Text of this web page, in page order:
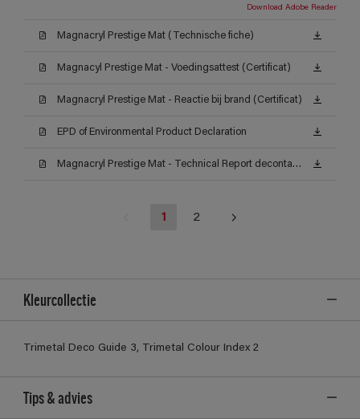
Download Adobe Reader
Magnacryl Prestige Mat (Technische fiche)
Magnacyl Prestige Mat - Voedingsattest (Certificat)
Magnacryl Prestige Mat - Reactie bij brand (Certificat)
EPD of Environmental Product Declaration
Magnacryl Prestige Mat - Technical Report decontamineerbaarheid (Certificat)
1 2
Kleurcollectie
Trimetal Deco Guide 3, Trimetal Colour Index 2
Tips & advies